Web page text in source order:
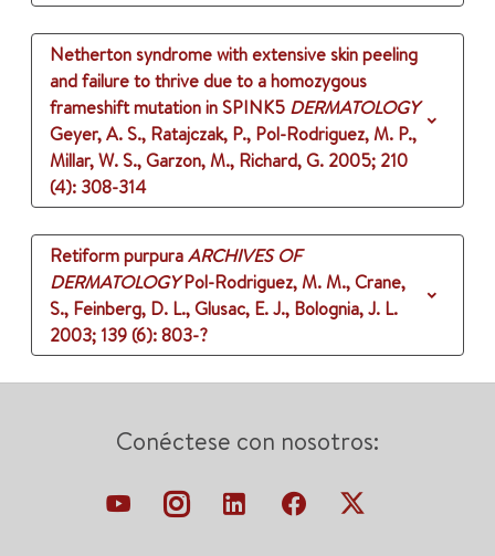
Netherton syndrome with extensive skin peeling
and failure to thrive due to a homozygous
frameshift mutation in SPINK5 DERMATOLOGY
Geyer, A. S., Ratajczak, P., Pol-Rodriguez, M. P.,
Millar, W. S., Garzon, M., Richard, G. 2005; 210
(4): 308-314
Retiform purpuraARCHIVES OF
DERMATOLOGY Pol-Rodriguez, M. M., Crane,
S., Feinberg, D. L., Glusac, E. J., Bolognia, J. L.
2003; 139 (6): 803-?
Conéctese con nosotros: